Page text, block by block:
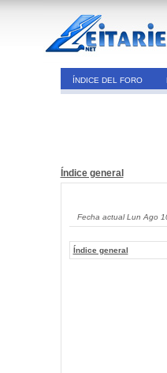
ÍNDICE DEL FORO
Índice general
Fecha actual Lun Ago
Índice general